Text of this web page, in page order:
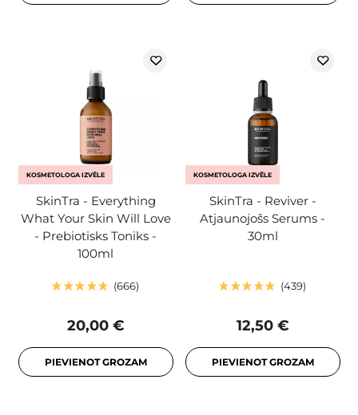
KOSMETOLOGA IZVĒLE
SkinTra - Everything
What Your Skin Will Love
- Prebiotisks Toniks -
100ml
666
20,00 €
PIEVIENOT GROZAM
KOSMETOLOGA IZVĒLE
SkinTra - Reviver -
Atjaunojošs Serums -
30ml
439
12,50 €
PIEVIENOT GROZAM